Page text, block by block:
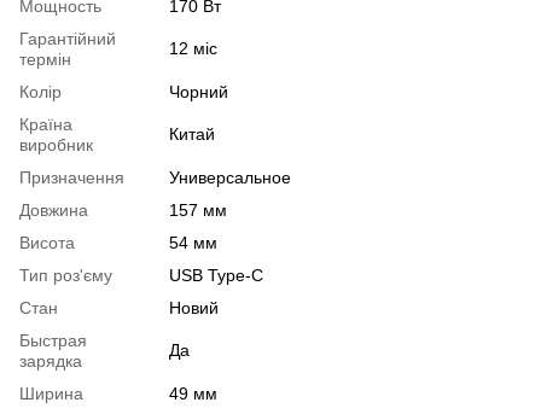
Мощность
170 Вт
Гарантійний
термін
12 міс
Колір
Чорний
Країна
виробник
Китай
Призначення
Универсальное
Довжина
157 мм
Висота
54 мм
Тип роз'єму
USB Type-C
Стан
Новий
Быстрая
зарядка
Да
Ширина
49 мм